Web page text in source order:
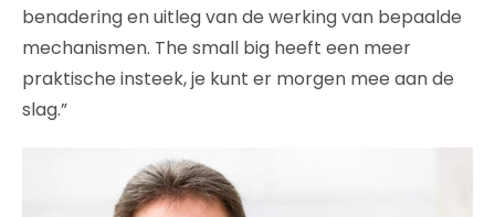
benadering en uitleg van de werking van bepaalde
mechanismen. The small big heeft een meer
praktische insteek, je kunt er morgen mee aan de
slag.”